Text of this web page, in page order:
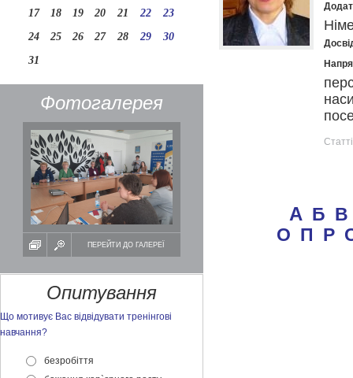
17
18 19 20 21 22
23
24
25 26 27 28 29
30
31
Фотогалерея
ПЕРЕЙТИ ДО ГАЛЕРЕЇ
Опитування
Що мотивує Вас відвідувати тренінгові
навчання?
безробіття
Статті
А Б В
О П Р